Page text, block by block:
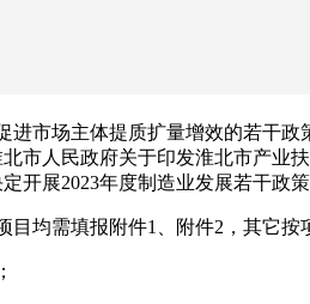
进市场主体提质扩量增效的若干
北市人民政府关于印发淮北市产
定开展2023年度制造业发展若干
目均需填报附件1、附件2，其它按